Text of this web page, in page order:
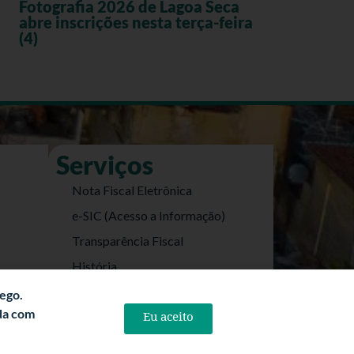
Fotografia 2026 de Lagoa Seca
abre inscrições nesta terça-feira
(4)
Serviços
Nota Fiscal Eletrônica
e-SIC (Acesso a Informação)
Transparência Fiscal
História
Politica de Privacidade
com
Eu aceito